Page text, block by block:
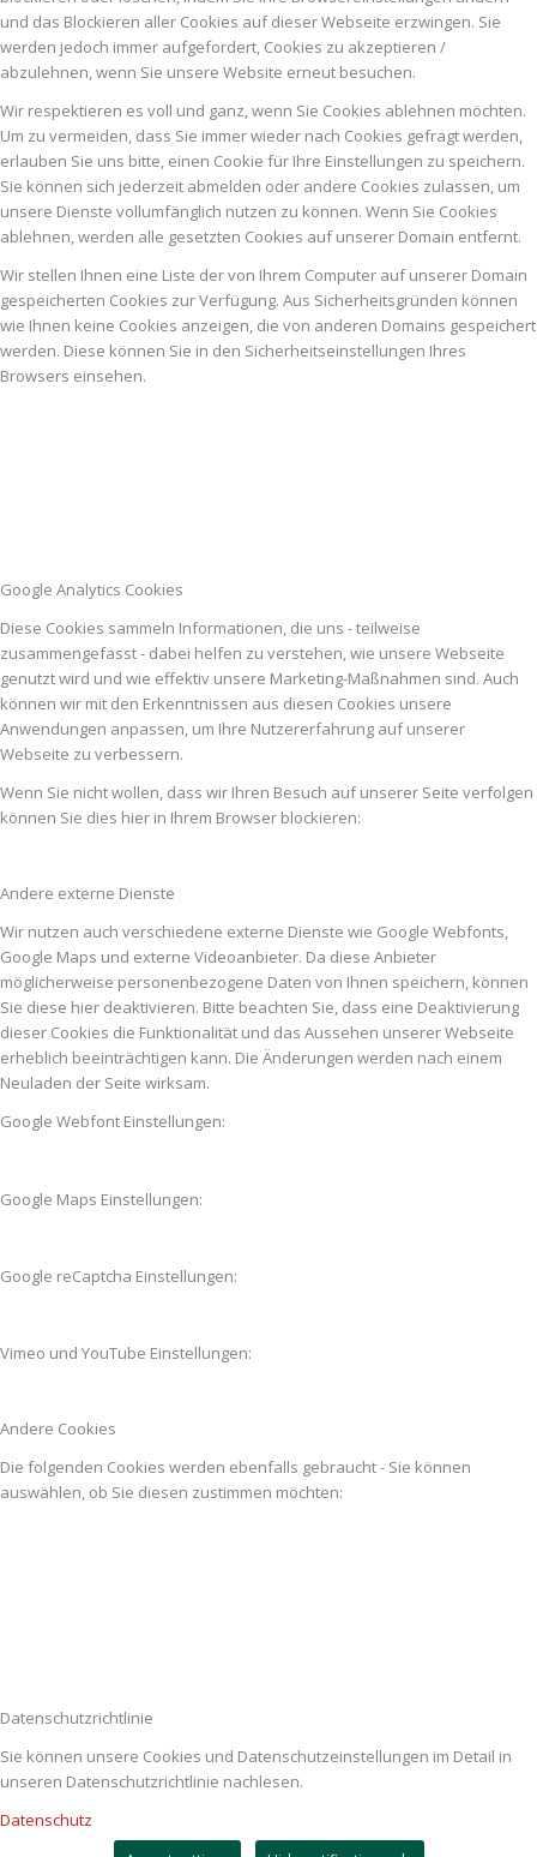
und das Blockieren aller Cookies auf dieser Webseite erzwingen. Sie
werden jedoch immer aufgefordert, Cookies zu akzeptieren /
abzulehnen, wenn Sie unsere Website erneut besuchen.
Wir respektieren es voll und ganz, wenn Sie Cookies ablehnen möchten.
Um zu vermeiden, dass Sie immer wieder nach Cookies gefragt werden,
erlauben Sie uns bitte, einen Cookie für Ihre Einstellungen zu speichern.
Sie können sich jederzeit abmelden oder andere Cookies zulassen, um
unsere Dienste vollumfänglich nutzen zu können. Wenn Sie Cookies
ablehnen, werden alle gesetzten Cookies auf unserer Domain entfernt.
Wir stellen Ihnen eine Liste der von Ihrem Computer auf unserer Domain
gespeicherten Cookies zur Verfügung. Aus Sicherheitsgründen können
wie Ihnen keine Cookies anzeigen, die von anderen Domains gespeichert
werden. Diese können Sie in den Sicherheitseinstellungen Ihres
Browsers einsehen.
Google Analytics Cookies
Diese Cookies sammeln Informationen, die uns - teilweise
zusammengefasst - dabei helfen zu verstehen, wie unsere Webseite
genutzt wird und wie effektiv unsere Marketing-Maßnahmen sind. Auch
können wir mit den Erkenntnissen aus diesen Cookies unsere
Anwendungen anpassen, um Ihre Nutzererfahrung auf unserer
Webseite zu verbessern.
Wenn Sie nicht wollen, dass wir Ihren Besuch auf unserer Seite verfolgen
können Sie dies hier in Ihrem Browser blockieren:
Andere externe Dienste
Wir nutzen auch verschiedene externe Dienste wie Google Webfonts,
Google Maps und externe Videoanbieter. Da diese Anbieter
möglicherweise personenbezogene Daten von Ihnen speichern, können
Sie diese hier deaktivieren. Bitte beachten Sie, dass eine Deaktivierung
dieser Cookies die Funktionalität und das Aussehen unserer Webseite
erheblich beeinträchtigen kann. Die Änderungen werden nach einem
Neuladen der Seite wirksam.
Google Webfont Einstellungen:
Google Maps Einstellungen:
Google reCaptcha Einstellungen:
Vimeo und YouTube Einstellungen:
Andere Cookies
Die folgenden Cookies werden ebenfalls gebraucht - Sie können
auswählen, ob Sie diesen zustimmen möchten:
Datenschutzrichtlinie
Sie können unsere Cookies und Datenschutzeinstellungen im Detail in
unseren Datenschutzrichtlinie nachlesen.
Datenschutz